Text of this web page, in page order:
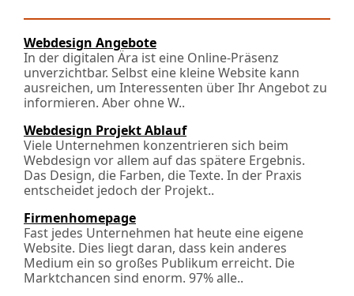
Webdesign Angebote
In der digitalen Ära ist eine Online-Präsenz
unverzichtbar. Selbst eine kleine Website kann
ausreichen, um Interessenten über Ihr Angebot zu
informieren. Aber ohne W..
Webdesign Projekt Ablauf
Viele Unternehmen konzentrieren sich beim
Webdesign vor allem auf das spätere Ergebnis.
Das Design, die Farben, die Texte. In der Praxis
entscheidet jedoch der Projekt..
Firmenhomepage
Fast jedes Unternehmen hat heute eine eigene
Website. Dies liegt daran, dass kein anderes
Medium ein so großes Publikum erreicht. Die
Marktchancen sind enorm. 97% alle..